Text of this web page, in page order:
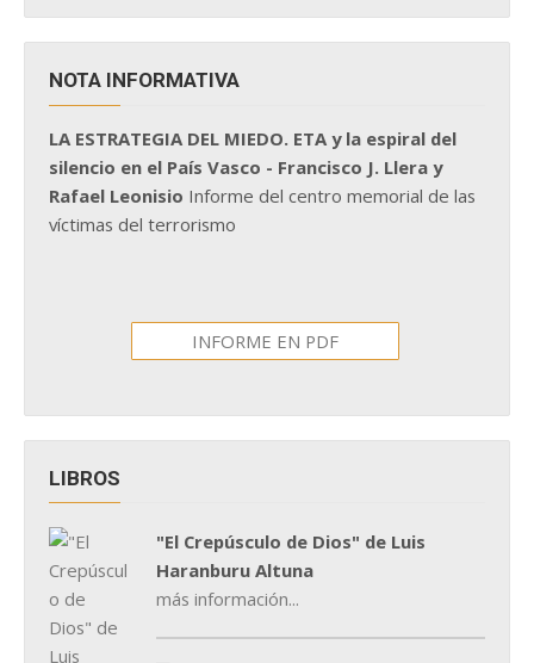
NOTA INFORMATIVA
LA ESTRATEGIA DEL MIEDO. ETA y la espiral del
silencio en el País Vasco - Francisco J. Llera y
Rafael Leonisio Informe del centro memorial de las
víctimas del terrorismo
INFORME EN PDF
LIBROS
"El Crepúsculo de Dios" de Luis
Haranburu Altuna
más información...